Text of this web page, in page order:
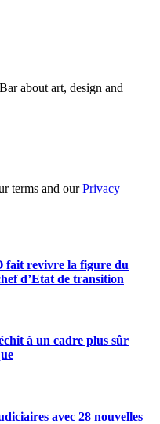
about art, design and
terms and ourPrivacy
fait revivre la figure du
d’Etat de transition
à un cadre plus sûr
avec 28 nouvelles